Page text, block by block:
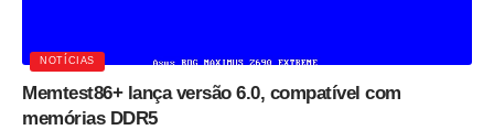
NOTÍCIAS
Memtest86+ lança versão 6.0, compatível com
memórias DDR5